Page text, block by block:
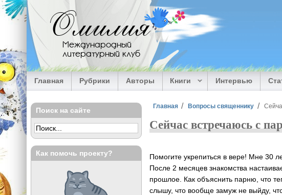
Перейти к основному содержанию
Омилия
Международный
литературный клуб
Главная Рубрики Авторы Книги Интервью
Вы здесь
Главная Вопросы священнику
Сейчас встречаюсь с
Помогите укрепиться в вере! Мне 30
После 2 месяцев знакомства
прошлое. Как объяснить парню, что
слышу, что вообще замуж не выйду,
Поиск на сайте
Как помочь проекту?